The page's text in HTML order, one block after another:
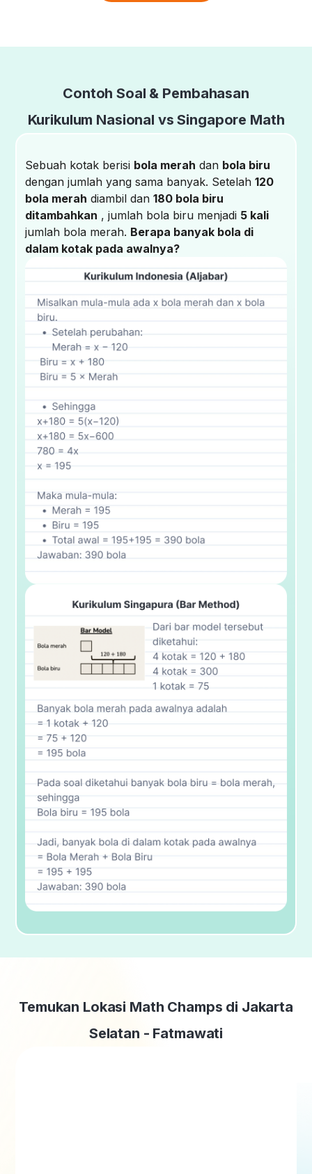
Contoh Soal & Pembahasan
Kurikulum Nasional vs Singapore Math
Sebuah kotak berisi bola merah dan bola biru
dengan jumlah yang sama banyak. Setelah120
bola merah diambil dan180 bola biru
ditambahkan , jumlah bola biru menjadi 5 kali
jumlah bola merah. Berapa banyak bola di
dalam kotak pada awalnya?
Temukan Lokasi Math Champs di Jakarta
Selatan - Fatmawati